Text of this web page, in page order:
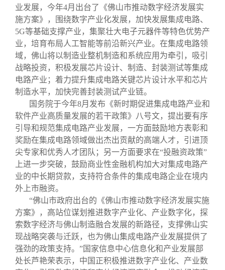
业发展，今年4月出台了《佛山市推动数字经济发展实
施方案》，围绕数字产业化发展，加快发展集成电路、
5G等基础支撑产业，集聚壮大电子元器件等特色优势产
业，培育布局人工智能等前沿新兴产业。在集成电路领
域，佛山将以制造业整机制造和系统应用为牵引，吸引
战略投资，积极发展芯片设计、制造、封装测试等集成
电路产业；着力提升集成电路关键芯片设计水平和芯片
制造水平，加快完善封装测试产业链。
国务院于今年8月发布《新时期促进集成电路产业和
软件产业高质量发展的若干政策》八号文，提出要有序
引导和规范集成电路产业发展，一方面鼓励地方表彰和
奖励在集成电路领域做出杰出贡献的高端人才，引进顶
尖专家和优秀人才团队；另一方面要求在“投融资政策”
上进一步突破，鼓励商业性金融机构加大对集成电路产
业的中长期贷款，支持符合条件的集成电路企业在境内
外上市融资。
“佛山市政府出台的《佛山市推动数字经济发展实施
方案》，高站位谋划推进数字产业化、产业数字化，探
索数字经济与佛山制造融合发展的新路径，支撑佛山实
现战略突袭与迁跃，也为佛山集成电路产业发展提供了
强劲的政策支持。”国家信息中心信息化和产业发展部
处长芦艳荣表示，中国正积极推进数字产业化、产业数